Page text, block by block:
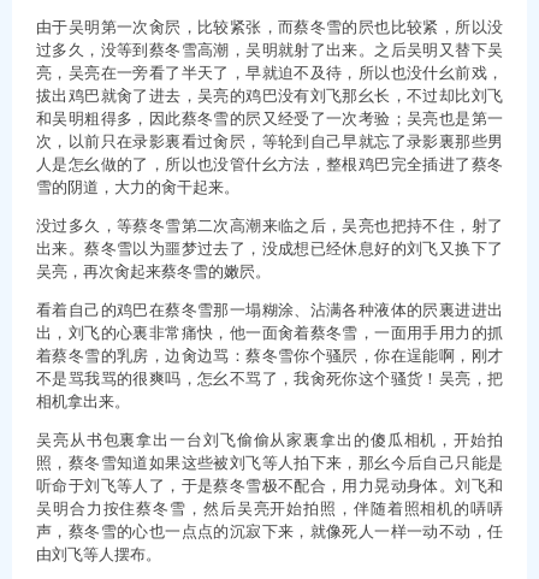
由于吴明第一次肏屄，比较紧张，而蔡冬雪的屄也比较紧，所以没
过多久，没等到蔡冬雪高潮，吴明就射了出来。之后吴明又替下吴
亮，吴亮在一旁看了半天了，早就迫不及待，所以也没什幺前戏，
拔出鸡巴就肏了进去，吴亮的鸡巴没有刘飞那幺长，不过却比刘飞
和吴明粗得多，因此蔡冬雪的屄又经受了一次考验；吴亮也是第一
次，以前只在录影裏看过肏屄，等轮到自己早就忘了录影裏那些男
人是怎幺做的了，所以也没管什幺方法，整根鸡巴完全插进了蔡冬
雪的阴道，大力的肏干起来。
没过多久，等蔡冬雪第二次高潮来临之后，吴亮也把持不住，射了
出来。蔡冬雪以为噩梦过去了，没成想已经休息好的刘飞又换下了
吴亮，再次肏起来蔡冬雪的嫩屄。
看着自己的鸡巴在蔡冬雪那一塌糊涂、沾满各种液体的屄裏进进出
出，刘飞的心裏非常痛快，他一面肏着蔡冬雪，一面用手用力的抓
着蔡冬雪的乳房，边肏边骂：蔡冬雪你个骚屄，你在逞能啊，刚才
不是骂我骂的很爽吗，怎幺不骂了，我肏死你这个骚货！吴亮，把
相机拿出来。
吴亮从书包裏拿出一台刘飞偷偷从家裏拿出的傻瓜相机，开始拍
照，蔡冬雪知道如果这些被刘飞等人拍下来，那幺今后自己只能是
听命于刘飞等人了，于是蔡冬雪极不配合，用力晃动身体。刘飞和
吴明合力按住蔡冬雪，然后吴亮开始拍照，伴随着照相机的哢哢
声，蔡冬雪的心也一点点的沉寂下来，就像死人一样一动不动，任
由刘飞等人摆布。